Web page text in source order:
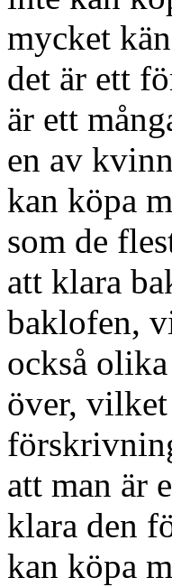
mycket
det är ett
är ett
en av
kan köpa
som de
att klara
baklofen,
också
över,
att man är
klara den
kan köpa